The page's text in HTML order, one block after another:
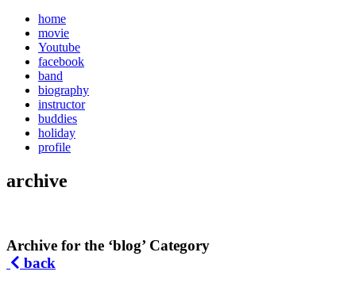
home
movie
Youtube
facebook
band
biography
instructor
buddies
holiday
profile
archive
Archive for the ‘blog’ Category
back